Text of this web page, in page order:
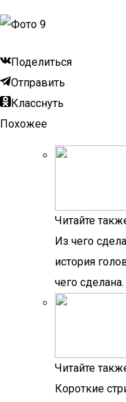
Поделиться
Отправить
Класснуть
Похожее
Читайте
Из чего
история
чего сделана.
Читайте
Короткие